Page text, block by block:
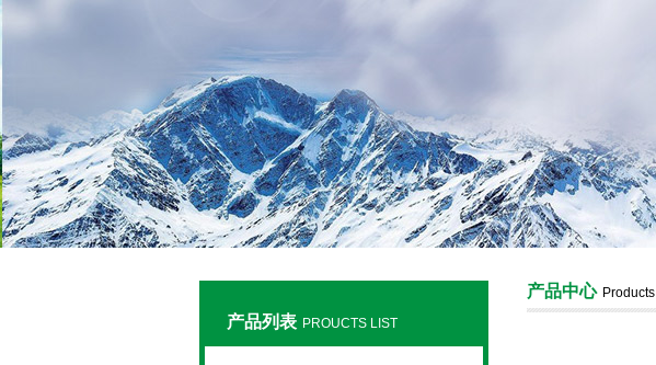
产品列表 PROUCTS LIST
产品中心 Products